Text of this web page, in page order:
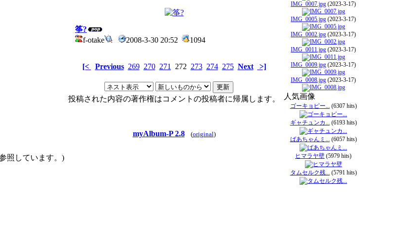
照しています。)
筝?
f-otake
2008-3-30 20:52 1094
[< Previous 269 270 271 272 273 274 275 Next >]
投稿された内容の著作権はコメントの投稿者に帰属します。
myAlbum-P 2.8 (original)
IMG_0007.jpg (2023-3-17)
IMG_0005.jpg (2023-3-17)
IMG_0002.jpg (2023-3-17)
IMG_0011.jpg (2023-3-17)
IMG_0009.jpg (2023-3-17)
IMG_0008.jpg (2023-3-17)
人気画像
ゴーキョピー... (6307 hits)
ギャチュンカ... (6193 hits)
ばあちゃんミ... (6057 hits)
ヒマラヤ壁 (5979 hits)
タムセルク残... (5791 hits)